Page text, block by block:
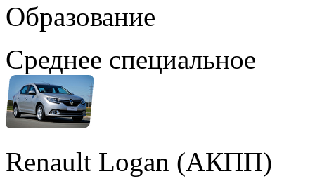
Образование
Среднее специальное
Renault Logan (АКПП)